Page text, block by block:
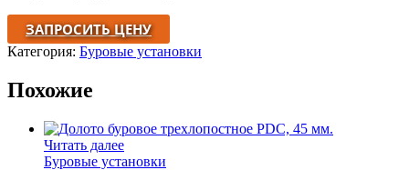
ЗАПРОСИТЬ ЦЕНУ
Категория: Буровые установки
Похожие
Читать далее
Буровые установки